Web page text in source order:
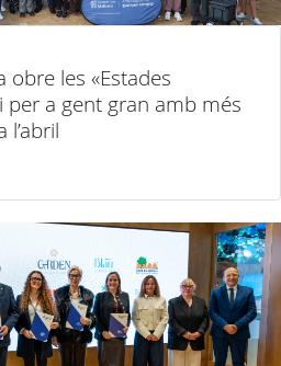
obre les «Estades
per a gent gran amb més